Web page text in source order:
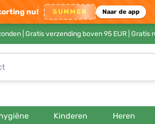
nu! SUMMER Naar de app
| Gratis verzending boven 95 EUR| Gratis
Kinderen Heren